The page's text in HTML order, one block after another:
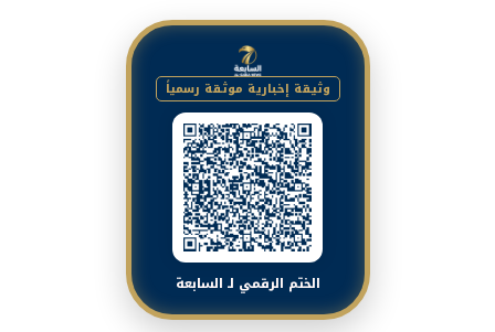
وثيقة إخبارية موثقة رسمياً
الختم الرقمي لـ السابعة